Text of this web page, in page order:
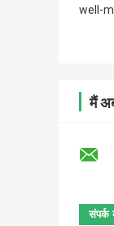
well-
मैं